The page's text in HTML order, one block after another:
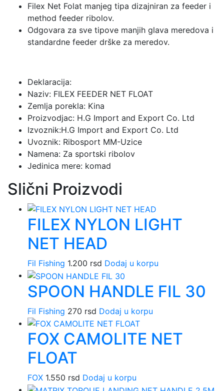
Filex Net Folat manjeg tipa dizajniran za feeder i
method feeder ribolov.
Odgovara za sve tipove manjih glava meredova i
standardne feeder drške za meredov.
Deklaracija:
Naziv: FILEX FEEDER NET FLOAT
Zemlja porekla: Kina
Proizvodjac: H.G Import and Export Co. Ltd
Izvoznik:H.G Import and Export Co. Ltd
Uvoznik: Ribosport MM-Uzice
Namena: Za sportski ribolov
Jedinica mere: komad
Slični Proizvodi
FILEX NYLON LIGHT
NET HEAD
Fil Fishing 1.200 rsd Dodaj u korpu
SPOON HANDLE FIL 30
Fil Fishing 270 rsd Dodaj u korpu
FOX CAMOLITE NET
FLOAT
FOX 1.550 rsd Dodaj u korpu